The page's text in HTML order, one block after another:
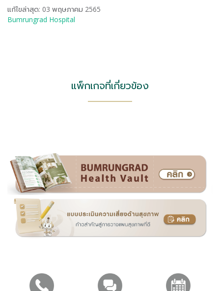
แก้ไขล่าสุด: 03 พฤษภาคม 2565
Bumrungrad Hospital
แพ็กเกจที่เกี่ยวข้อง